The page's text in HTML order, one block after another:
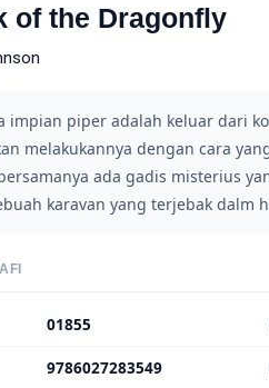
of the Dragonfly
impian piper adalah keluar dari
melakukannya dengan cara
ada gadis misterius
karavan yang terjebak dalm
01855
9786027283549